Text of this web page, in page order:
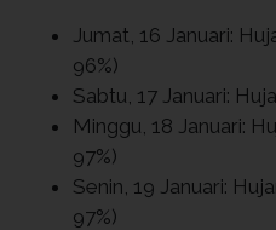
Jumat, 16 Januari:
96%)
Sabtu, 17 Januari:
Minggu, 18 Januari:
97%)
Senin, 19 Januari:
97%)